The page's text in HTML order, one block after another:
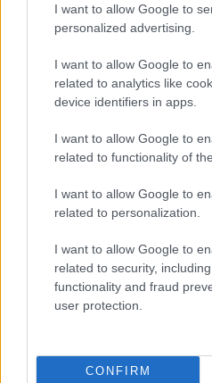
I want to allow Google to
personalized advertising.
I want to allow Google to
related to analytics like
device identifiers in apps.
I want to allow Google to
related to functionality of
I want to allow Google to
related to personalization.
I want to allow Google to
related to security,
functionality and fraud
user protection.
CONFIRM
Musical formájában 1997-
álmodta meg az
a díszletet. Hosszú ideje
előzményének, közérthető,
tulajdonítják.